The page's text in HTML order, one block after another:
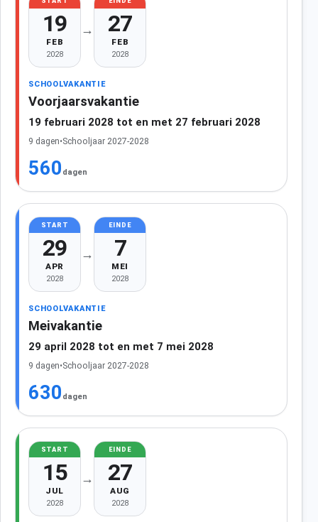
19
FEB
2028
→ 27
FEB
2028
SCHOOLVAKANTIE
Voorjaarsvakantie
19 februari 2028 tot en met 27 februari 2028
9 dagen•Schooljaar 2027-2028
560 dagen
START
29
APR
2028
→
EINDE
7
MEI
2028
SCHOOLVAKANTIE
Meivakantie
29 april 2028 tot en met 7 mei 2028
9 dagen•Schooljaar 2027-2028
630 dagen
START
15
JUL
2028
→
EINDE
27
AUG
2028